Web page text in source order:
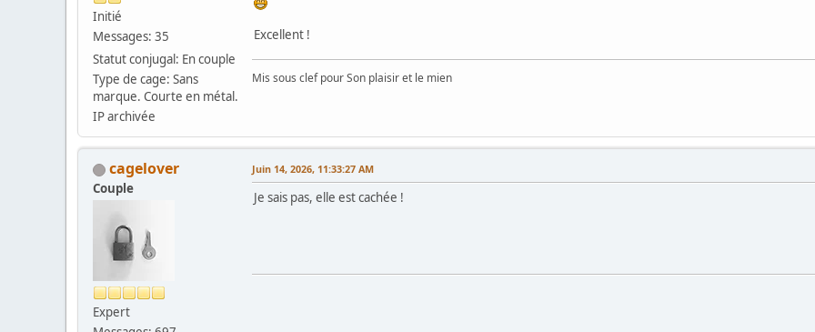
Initié
Messages: 35
Statut conjugal: En couple
Type de cage: Sans
marque. Courte en métal.
IP archivée
Excellent !
Mis sous clef pour Son plaisir et le mien
cagelover
Couple
Expert
Juin 14, 2026, 11:33:27 AM
Je sais pas, elle est cachée !